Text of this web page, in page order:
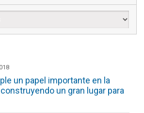
un papel importante en la
un gran lugar para